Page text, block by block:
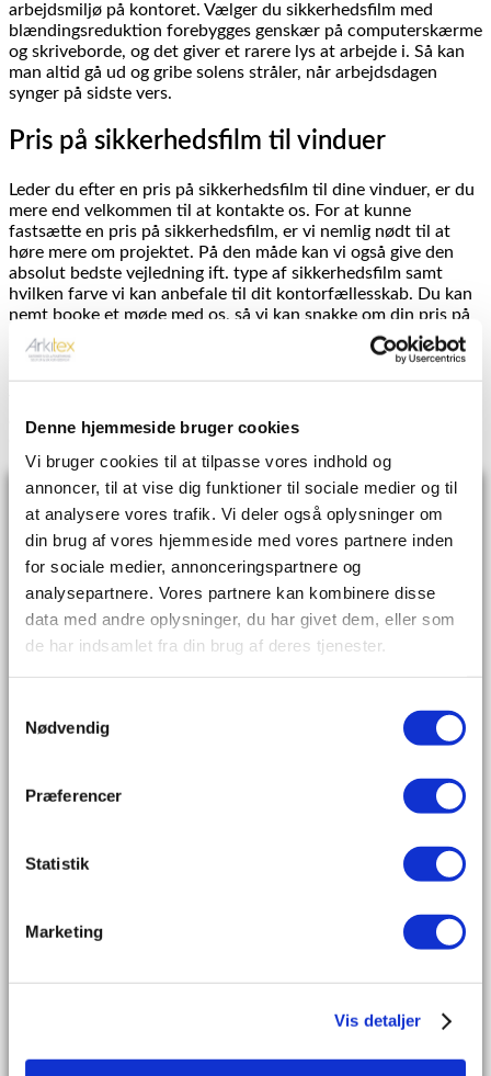
Denne hjemmeside bruger cookies
Vi bruger cookies til at tilpasse vores indhold og
annoncer, til at vise dig funktioner til sociale medier og til
at analysere vores trafik. Vi deler også oplysninger om
din brug af vores hjemmeside med vores partnere inden
for sociale medier, annonceringspartnere og
analysepartnere. Vores partnere kan kombinere disse
data med andre oplysninger, du har givet dem, eller som
de har indsamlet fra din brug af deres tjenester.
Nødvendig
Præferencer
Statistik
Marketing
Vis detaljer
arbejdsmiljø på kontoret. Vælger du sikkerhedsfilm med
blændingsreduktion forebygges genskær på computerskærme
og skriveborde, og det giver et rarere lys at arbejde i. Så kan
man altid gå ud og gribe solens stråler, når arbejdsdagen
synger på sidste vers.
Pris på sikkerhedsfilm til vinduer
Leder du efter en pris på sikkerhedsfilm til dine vinduer, er du
mere end velkommen til at kontakte os. For at kunne
fastsætte en pris på sikkerhedsfilm, er vi nemlig nødt til at
høre mere om projektet. På den måde kan vi også give den
absolut bedste vejledning ift. type af sikkerhedsfilm samt
hvilken farve vi kan anbefale til dit kontorfællesskab. Du kan
nemt booke et møde med os, så vi kan snakke om din pris på
sikkerhedsfilm. Her kan vi sammen finde frem til dine behov,
samt hvilken sikkerhedsfilm der passer til dine vinduer. Vi har
mange års erfaring i branchen, og står altid klar med råd og
arbejdsplads behov for sikkerhedsfilm, guider vi jer, så I opnår
det bedst mulige resultat.
Book et
møde
Vælg en
dato fra
kalenderen
og få
professionel
af en